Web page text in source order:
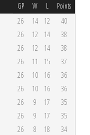
GP W L Points
26 14 12
40
26 12 14
38
26 12 14
38
26 11 15
37
26 10 16
36
26 10 16
36
26 9 17
35
26 9 17
35
26 8 18
34